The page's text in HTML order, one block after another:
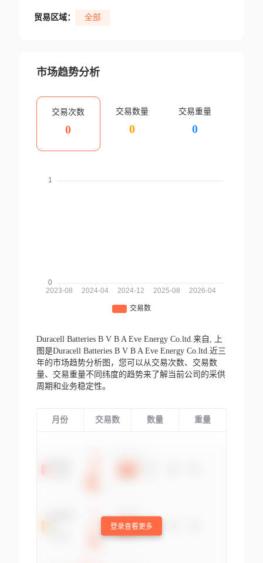
贸易区域： 全部
市场趋势分析
交易次数
0
交易数量
0
交易重量
0
Duracell Batteries B V B A Eve Energy Co.ltd.来自,
上
图是Duracell Batteries B V B A Eve Energy Co.ltd.近三
年的市场趋势分析图，您可以从交易次数、交易数
量、交易重量不同纬度的趋势来了解当前公司的采供
周期和业务稳定性。
月份 交易数 数量 重量
登录查看更多